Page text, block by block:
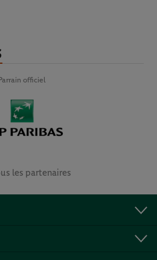
Parrain officiel
les partenaires